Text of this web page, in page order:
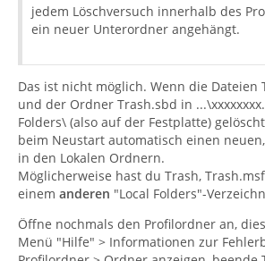
jedem Löschversuch innerhalb des
ein neuer Unterordner angehängt.
Das ist nicht möglich. Wenn die Dateien
und der Ordner Trash.sbd in
Folders\ (also auf der Festplatte)
beim Neustart automatisch einen neuen,
in den Lokalen Ordnern.
Möglicherweise hast du Trash,
einem anderen "Local Folders"-
Öffne nochmals den Profilordner an,
Menü "Hilfe" > Informationen zur